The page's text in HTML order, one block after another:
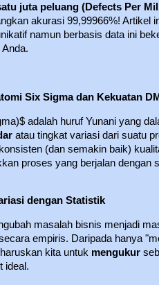
juta peluang (Defects Per
akurasi 99,99966%! Artikel
namun berbasis data ini
Six Sigma dan Kekuatan
adalah huruf Yunani yang
atau tingkat variasi dari suatu
(dan semakin baik)
proses yang berjalan dengan
dengan Statistik
masalah bisnis menjadi
empiris. Daripada hanya
kita untuk mengukur
ideal.